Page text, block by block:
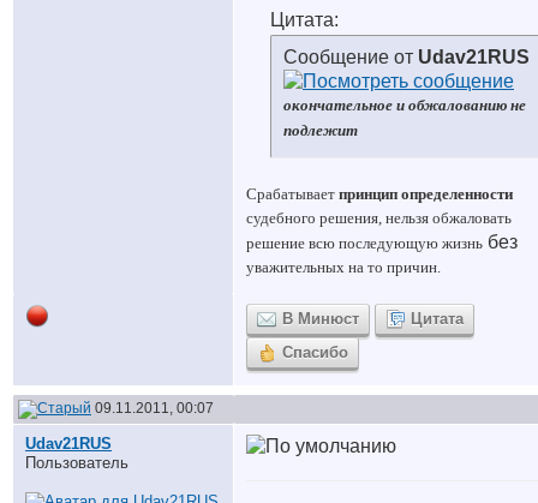
Цитата:
Сообщение от Udav21RUS
окончательное и обжалованию не
подлежит
Срабатывает принцип определенности
судебного решения, нельзя обжаловать
решение всю последующую жизнь без
уважительных на то причин.
В Минюст
Цитата
Спасибо
09.11.2011, 00:07
Udav21RUS
Пользователь